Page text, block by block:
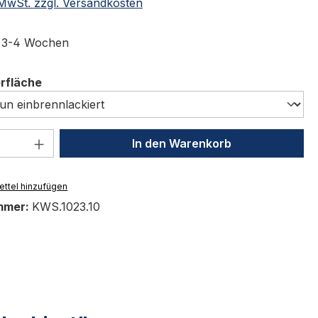
4 Wochen
auswählen
Anzahl: Gib den gewünschten Wert
In den Warenkorb
hinzufügen
KWS.1023.10